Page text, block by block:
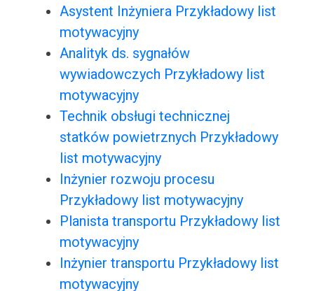
Asystent Inżyniera Przykładowy list
motywacyjny
Analityk ds. sygnałów
wywiadowczych Przykładowy list
motywacyjny
Technik obsługi technicznej
statków powietrznych Przykładowy
list motywacyjny
Inżynier rozwoju procesu
Przykładowy list motywacyjny
Planista transportu Przykładowy list
motywacyjny
Inżynier transportu Przykładowy list
motywacyjny